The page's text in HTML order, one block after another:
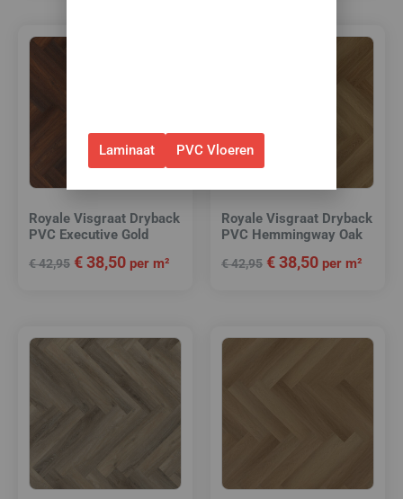
Royale Visgraat Dryback
PVC Executive Gold
€42,95 €38,50 per m²
Royale Visgraat Dryback
PVC Hemmingway Oak
€42,95 €38,50 per m²
Laminaat PVC Vloeren